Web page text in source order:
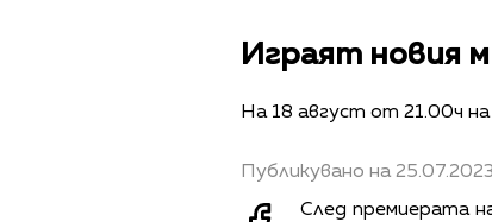
Играят новия
На 18 август от 21.00ч
Публикувано на 25.07.2023
След премиерата